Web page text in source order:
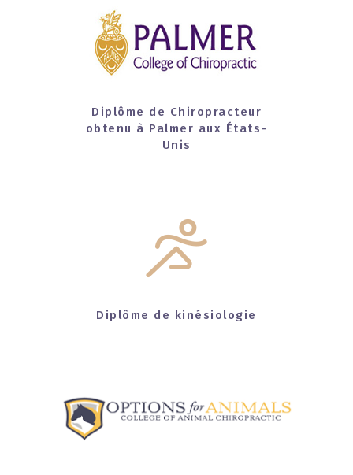
Diplôme de Chiropracteur
obtenu à Palmer aux États-
Unis
Diplôme de kinésiologie